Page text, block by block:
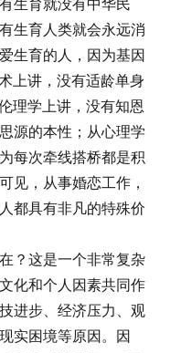
育就没有中华民
生育人类就会永远消
生育的人，因为基因
上讲，没有适龄单身
理学上讲，没有知恩
源的本性；从心理学
每次牵线搭桥都是积
见，从事婚恋工作，
都具有非凡的特殊价
这是一个非常复杂
化和个人因素共同作
进步、经济压力、观
实困境等原因。因